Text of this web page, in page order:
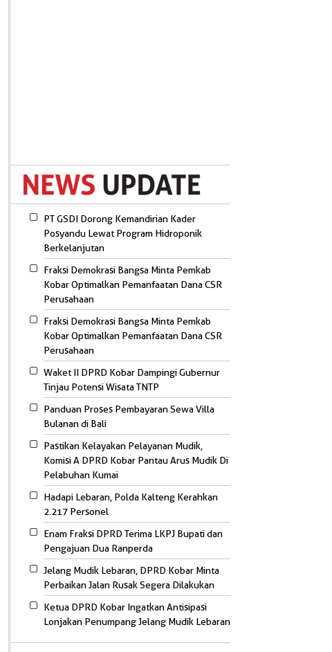
PT GSDI Dorong Kemandirian Kader
Posyandu Lewat Program Hidroponik
Berkelanjutan
Fraksi Demokrasi Bangsa Minta Pemkab
Kobar Optimalkan Pemanfaatan Dana CSR
Perusahaan
Fraksi Demokrasi Bangsa Minta Pemkab
Kobar Optimalkan Pemanfaatan Dana CSR
Perusahaan
Waket II DPRD Kobar Dampingi Gubernur
Tinjau Potensi Wisata TNTP
Panduan Proses Pembayaran Sewa Villa
Bulanan di Bali
Pastikan Kelayakan Pelayanan Mudik,
Komisi A DPRD Kobar Pantau Arus Mudik Di
Pelabuhan Kumai
Hadapi Lebaran, Polda Kalteng Kerahkan
2.217 Personel
Enam Fraksi DPRD Terima LKPJ Bupati dan
Pengajuan Dua Ranperda
Jelang Mudik Lebaran, DPRD Kobar Minta
Perbaikan Jalan Rusak Segera Dilakukan
Ketua DPRD Kobar Ingatkan Antisipasi
Lonjakan Penumpang Jelang Mudik Lebaran